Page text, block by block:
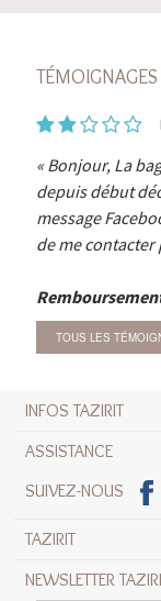
Bonjour, La
depuis début
message
de me
TOUS LES
INFOS TAZIRIT
ASSISTANCE
SUIVEZ-NOUS
TAZIRIT
NEWSLETTER